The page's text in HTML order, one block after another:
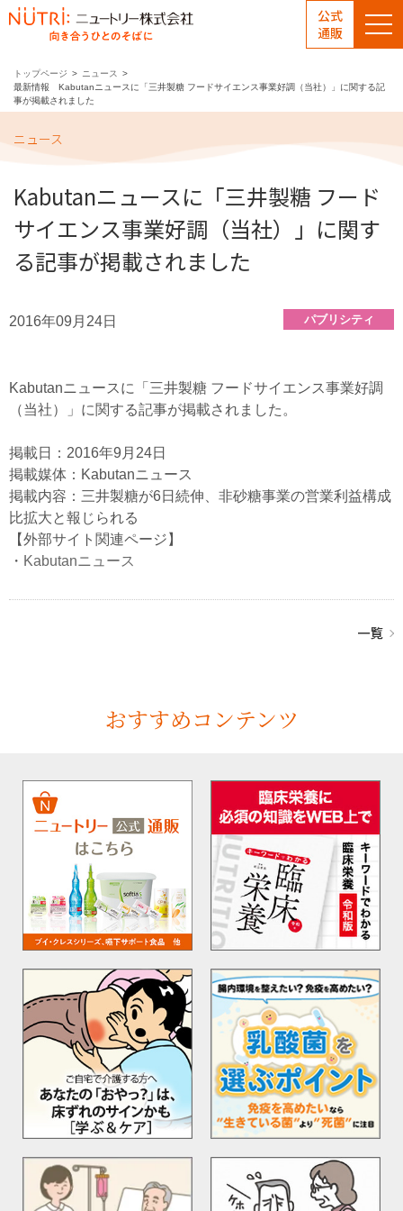
公式
通販
トップページ
ニュース
最新情報 Kabutanニュースに「三井製糖 フードサイエンス事業好調（当社）」に関する記
事が掲載されました
ニュース
Kabutanニュースに「三井製糖 フード
サイエンス事業好調（当社）」に関す
る記事が掲載されました
2016年09月24日 パブリシティ
Kabutanニュースに「三井製糖 フードサイエンス事業好調
（当社）」に関する記事が掲載されました。
掲載日：2016年9月24日
掲載媒体：Kabutanニュース
掲載内容：三井製糖が6日続伸、非砂糖事業の営業利益構成
比拡大と報じられる
【外部サイト関連ページ】
・ Kabutanニュース
おすすめコンテンツ